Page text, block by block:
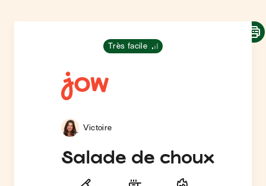
Très facile
Victoire
Salade de choux